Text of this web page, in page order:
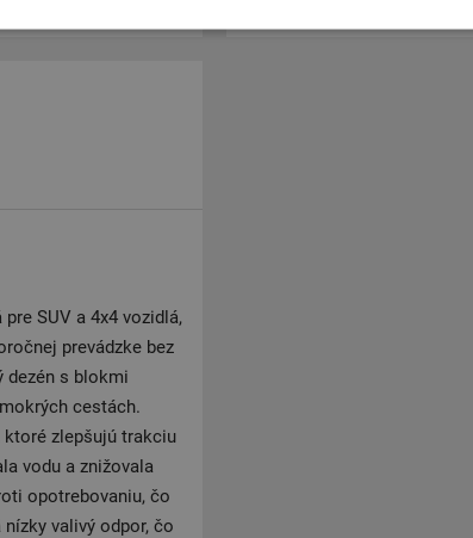
SUV a 4x4 vozidlá,
prevádzke bez
dezén s blokmi
cestách.
ktoré zlepšujú trakciu
vodu a znižovala
opotrebovaniu, čo
valivý odpor, čo